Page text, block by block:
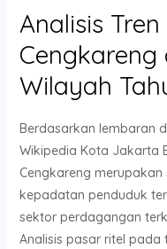
Analisis
Wilayah
Berdasarkan lembaran
Wikipedia Kota Jakarta
Cengkareng
kepadatan penduduk
sektor perdagangan
Analisis pasar ritel pada